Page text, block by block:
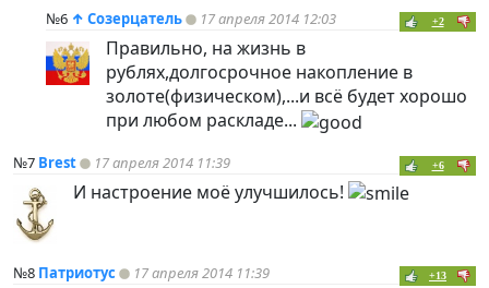
№6 ↑ Созерцатель 17 апреля 2014 12:03 +2
Правильно, на жизнь в
рублях,долгосрочное накопление в
золоте(физическом),...и всё будет хорошо
при любом раскладе...
№7 Brest 17 апреля 2014 11:39 +6
И настроение моё улучшилось!
№8 Патриотус 17 апреля 2014 11:39 +13